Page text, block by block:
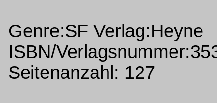
Genre:SF Verlag:Heyne
ISBN/
Seitenanzahl: 127